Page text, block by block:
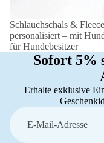
Schlauchschals &
personalisiert – mit
für Hundebesitzer
Sofort 5%
Erhalte exklusive
E-Mail